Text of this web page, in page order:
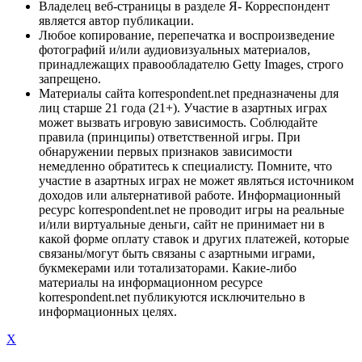
Владелец веб-страницы в разделе Я- Корреспондент
является автор публикации.
Любое копирование, перепечатка и воспроизведение
фотографий и/или аудиовизуальных материалов,
принадлежащих правообладателю Getty Images, строго
запрещено.
Материалы сайта korrespondent.net предназначены для
лиц старше 21 года (21+). Участие в азартных играх
может вызвать игровую зависимость. Соблюдайте
правила (принципы) ответственной игры. При
обнаружении первых признаков зависимости
немедленно обратитесь к специалисту. Помните, что
участие в азартных играх не может являться источником
доходов или альтернативой работе. Информационный
ресурс korrespondent.net не проводит игры на реальные
и/или виртуальные деньги, сайт не принимает ни в
какой форме оплату ставок и других платежей, которые
связаны/могут быть связаны с азартными играми,
букмекерами или тотализаторами. Какие-либо
материалы на информационном ресурсе
korrespondent.net публикуются исключительно в
информационных целях.
X